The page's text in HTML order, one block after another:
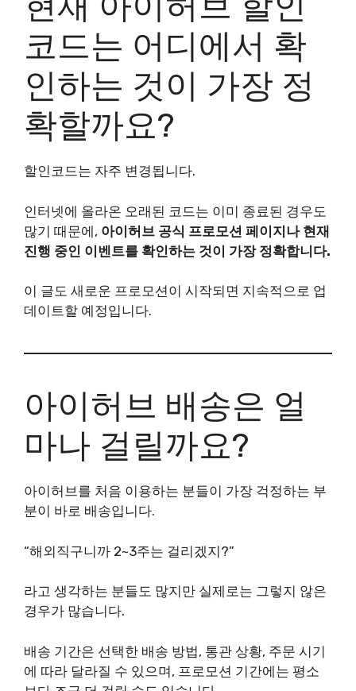
코드는 어디에서 확
인하는 것이 가장 정
확할까요?
할인코드는 자주 변경됩니다.
인터넷에 올라온 오래된 코드는 이미 종료된 경우도
많기 때문에, 아이허브 공식 프로모션 페이지나 현재
진행 중인 이벤트를 확인하는 것이 가장 정확합니다.
이 글도 새로운 프로모션이 시작되면 지속적으로 업
데이트할 예정입니다.
아이허브 배송은 얼
마나 걸릴까요?
아이허브를 처음 이용하는 분들이 가장 걱정하는 부
분이 바로 배송입니다.
“해외직구니까 2~3주는 걸리겠지?”
라고 생각하는 분들도 많지만 실제로는 그렇지 않은
경우가 많습니다.
배송 기간은 선택한 배송 방법, 통관 상황, 주문 시기
에 따라 달라질 수 있으며, 프로모션 기간에는 평소